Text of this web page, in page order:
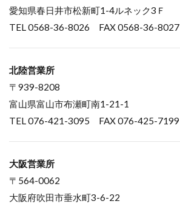
愛知県春日井市松新町1-4ルネック3Ｆ
TEL 0568-36-8026 FAX 0568-36-8027
北陸営業所
〒939-8208
富山県富山市布瀬町南1-21-1
TEL 076-421-3095 FAX 076-425-7199
大阪営業所
〒564-0062
大阪府吹田市垂水町3-6-22